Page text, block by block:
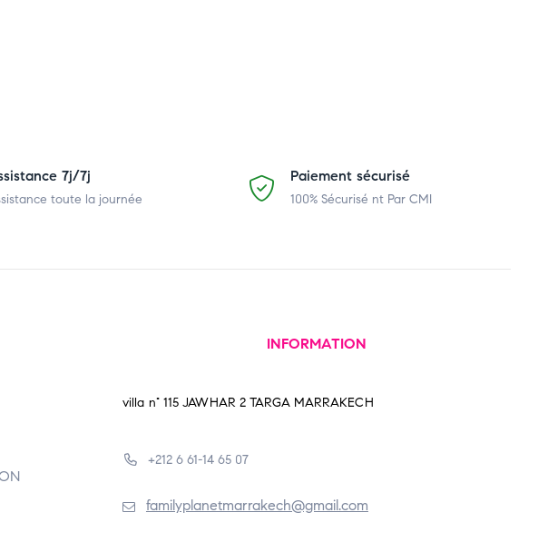
7j/7j
toute la journée
Paiement sécurisé
100% Sécurisé nt Par CMI
INFORMATION
villa n° 115 JAWHAR 2 TARGA MARRAKECH
+212 6 61-14 65 07
familyplanetmarrakech@gmail.com